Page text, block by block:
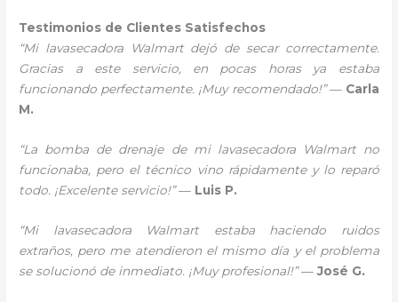
Testimonios de Clientes Satisfechos
“Mi lavasecadora Walmart dejó de secar correctamente.
Gracias a este servicio, en pocas horas ya estaba
funcionando perfectamente. ¡Muy recomendado!”— Carla
M.
“La bomba de drenaje de mi lavasecadora Walmart no
funcionaba, pero el técnico vino rápidamente y lo reparó
todo. ¡Excelente servicio!”— Luis P.
“Mi lavasecadora Walmart estaba haciendo ruidos
extraños, pero me atendieron el mismo día y el problema
se solucionó de inmediato. ¡Muy profesional!”—José G.